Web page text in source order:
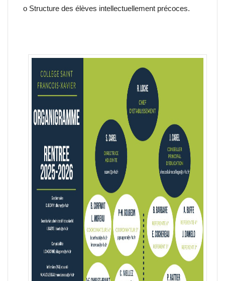
o Structure des élèves intellectuellement précoces.